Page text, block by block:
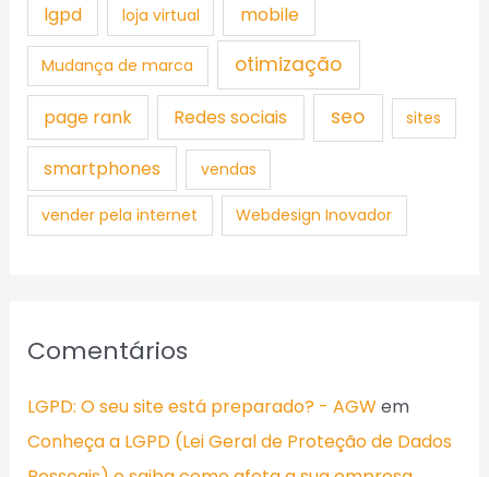
lgpd loja virtual mobile
Mudança de marca otimização
page rank Redes sociais seo sites
smartphones vendas
vender pela internet Webdesign Inovador
Comentários
LGPD: O seu site está preparado? - AGWem
Conheça a LGPD (Lei Geral de Proteção de Dados